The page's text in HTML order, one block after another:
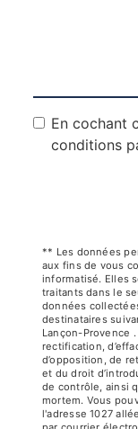
En cochant
conditions
** Les données
aux fins de vous
informatisé. Elles
traitants dans le
données
destinataires
Lançon-Provence
rectification,
d’opposition, de
et du droit
de contrôle, ainsi
mortem. Vous
l'adresse 1027